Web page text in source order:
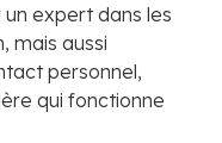
expert dans les
mais aussi
personnel,
qui fonctionne